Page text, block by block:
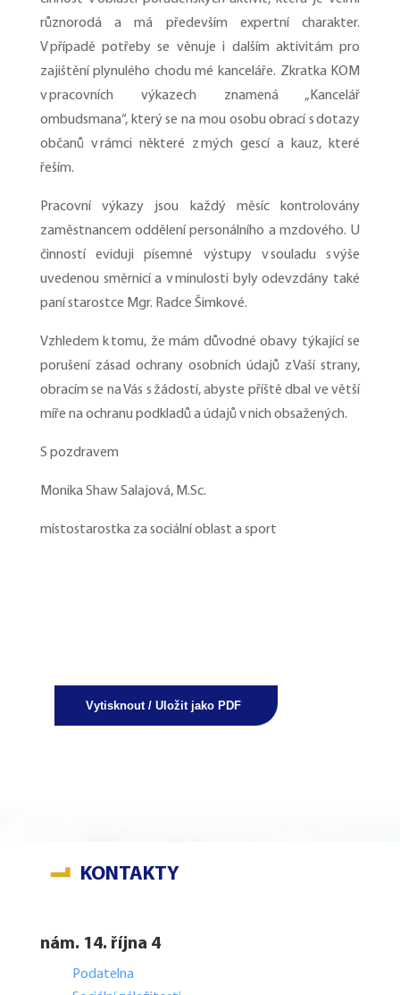
různorodá a má především expertní charakter.
V případě potřeby se věnuje i dalším aktivitám pro
zajištění plynulého chodu mé kanceláře. Zkratka KOM
v pracovních výkazech znamená „Kancelář
ombudsmana“, který se na mou osobu obrací s dotazy
občanů v rámci některé z mých gescí a kauz, které
řeším.
Pracovní výkazy jsou každý měsíc kontrolovány
zaměstnancem oddělení personálního a mzdového. U
činností eviduji písemné výstupy v souladu s výše
uvedenou směrnicí a v minulosti byly odevzdány také
paní starostce Mgr. Radce Šimkové.
Vzhledem k tomu, že mám důvodné obavy týkající se
porušení zásad ochrany osobních údajů z Vaší strany,
obracím se na Vás s žádostí, abyste příště dbal ve větší
míře na ochranu podkladů a údajů v nich obsažených.
S pozdravem
Monika Shaw Salajová, M.Sc.
místostarostka za sociální oblast a sport
Vytisknout / Uložit jako PDF
KONTAKTY
nám. 14. října 4
Podatelna